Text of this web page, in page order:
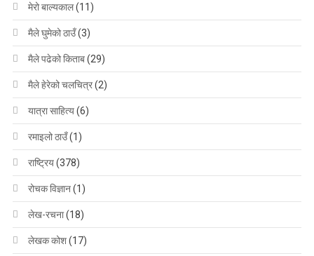
मेरो बाल्यकाल(11)
मैले घुमेको ठाउँ(3)
मैले पढेको किताब(29)
मैले हेरेको चलचित्र(2)
यात्रा साहित्य(6)
रमाइलो ठाउँ(1)
राष्ट्रिय(378)
रोचक विज्ञान(1)
लेख-रचना(18)
लेखक कोश(17)